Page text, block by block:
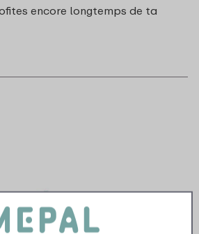
encore longtemps de ta